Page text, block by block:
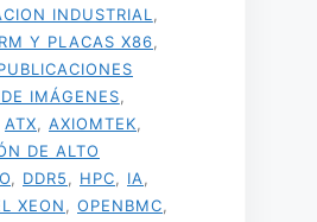
INDUSTRIAL
Y PLACAS X86
IMÁGENES
ATX AXIOMTEK
DE ALTO
DDR5 HPC IA
XEON OPENBMC